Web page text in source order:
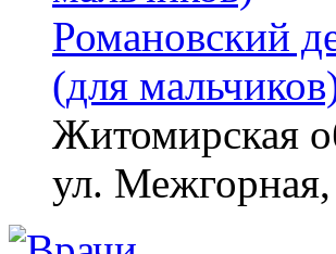
Романовский
(для
Житомирская
ул.